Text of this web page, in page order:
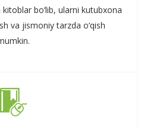
bo‘lib, ularni kutubxona
va jismoniy tarzda o‘qish